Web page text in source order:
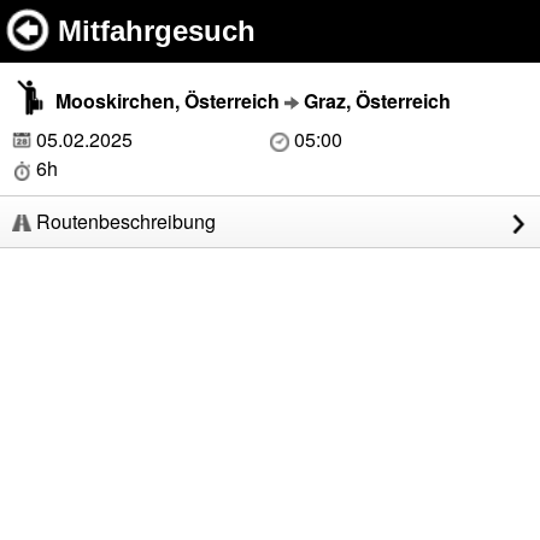
Mitfahrgesuch
Mooskirchen, Österreich
Graz, Österreich
05.02.2025
05:00
6h
Routenbeschreibung